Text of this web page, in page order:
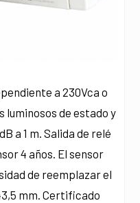
a 230Vca o
luminosos de estado y
a 1 m. Salida de relé
4 años. El sensor
de reemplazar el
mm. Certificado